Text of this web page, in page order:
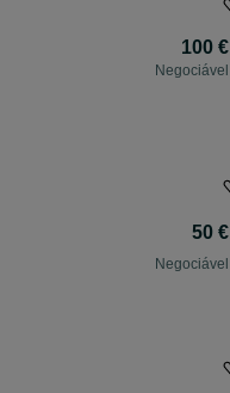
100 €
Negociável
50 €
Negociável